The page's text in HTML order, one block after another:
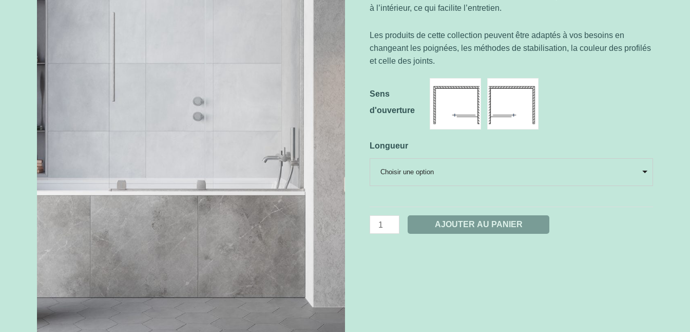
à l’intérieur, ce qui facilite l’entretien.
Les produits de cette collection peuvent être adaptés à vos besoins en
changeant les poignées, les méthodes de stabilisation, la couleur des profilés
et celle des joints.
Sens
d'ouverture
Longueur
Choisir une option
AJOUTER AU PANIER